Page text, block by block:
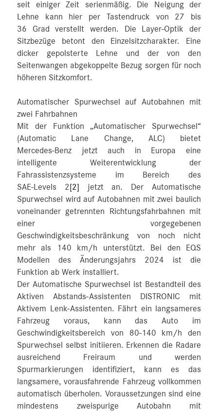
seit einiger Zeit serienmäßig. Die Neigung der
Lehne kann hier per Tastendruck von 27 bis
36 Grad verstellt werden. Die Layer-Optik der
Sitzbezüge betont den Einzelsitzcharakter. Eine
dicker gepolsterte Lehne und der von den
Seitenwangen abgekoppelte Bezug sorgen für noch
höheren Sitzkomfort.
Automatischer Spurwechsel auf Autobahnen mit
zwei Fahrbahnen
Mit der Funktion „Automatischer Spurwechsel“
(Automatic Lane Change, ALC) bietet
Mercedes‑Benz jetzt auch in Europa eine
intelligente Weiterentwicklung der
Fahrassistenzsysteme im Bereich des
SAE‑Levels 2[2]
jetzt an. Der Automatische
Spurwechsel wird auf Autobahnen mit zwei baulich
voneinander getrennten Richtungsfahrbahnen mit
einer vorgegebenen
Geschwindigkeitsbeschränkung von noch nicht
mehr als 140 km/h unterstützt. Bei den EQS
Modellen des Änderungsjahrs 2024 ist die
Funktion ab Werk installiert.
Der Automatische Spurwechsel ist Bestandteil des
Aktiven Abstands-Assistenten DISTRONIC mit
Aktivem Lenk-Assistenten. Fährt ein langsameres
Fahrzeug voraus, kann das Auto im
Geschwindigkeitsbereich von 80‑140 km/h den
Spurwechsel selbst initiieren. Erkennen die Radare
ausreichend Freiraum und werden
Spurmarkierungen identifiziert, kann es das
langsamere, vorausfahrende Fahrzeug vollkommen
automatisch überholen. Voraussetzungen sind eine
mindestens zweispurige Autobahn mit